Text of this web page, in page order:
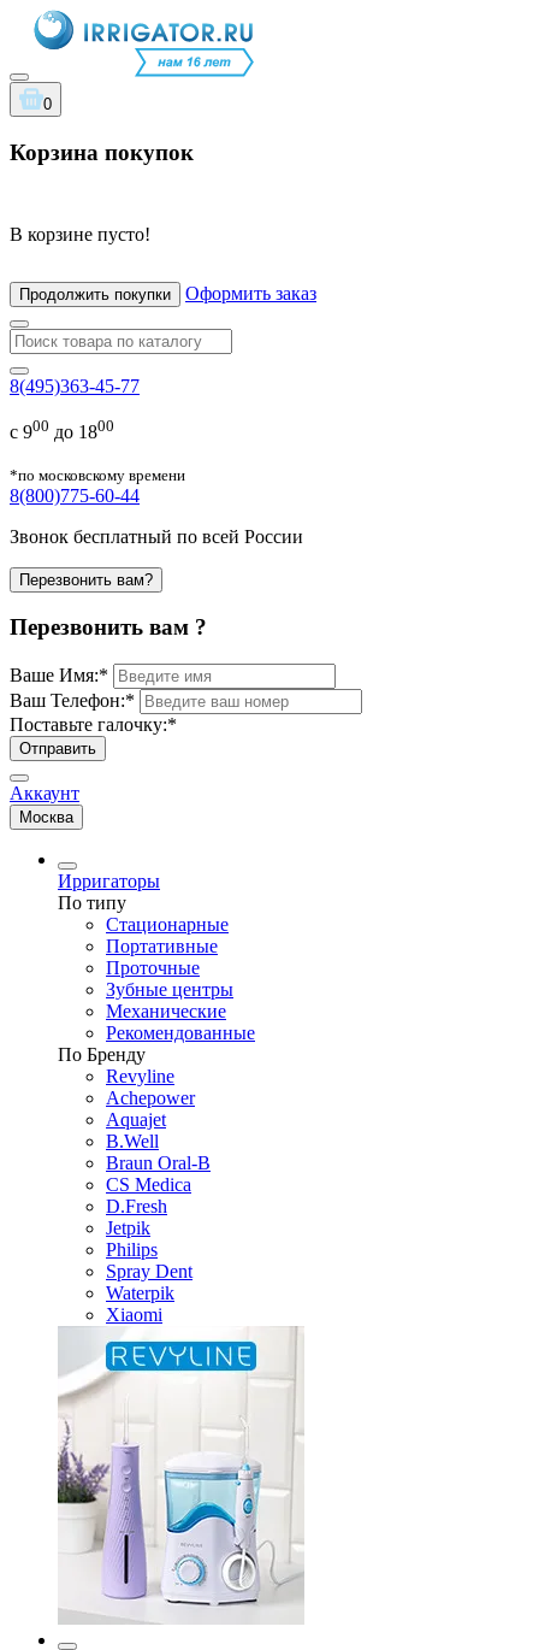
0
Корзина покупок
В корзине пусто!
Продолжить покупки Оформить заказ
8(495)363-45-77
с 900 до 1800
*по московскому времени
8(800)775-60-44
Звонок бесплатный по всей России
Перезвонить вам?
Перезвонить вам ?
Ваше Имя:*
Ваш Телефон:*
Поставьте галочку:*
Отправить
Аккаунт
Москва
Ирригаторы
По типу
Стационарные
Портативные
Проточные
Зубные центры
Механические
Рекомендованные
По Бренду
Revyline
Achepower
Aquajet
B.Well
Braun Oral-B
CS Medica
D.Fresh
Jetpik
Philips
Spray Dent
Waterpik
Xiaomi